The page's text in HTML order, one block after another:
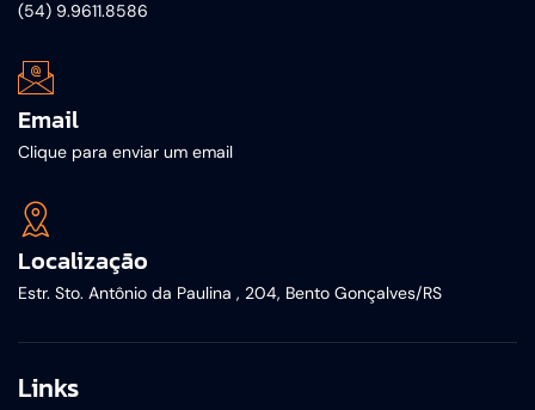
(54) 9.9611.8586
Email
Clique para enviar um email
Localização
Estr. Sto. Antônio da Paulina , 204, Bento Gonçalves/RS
Links